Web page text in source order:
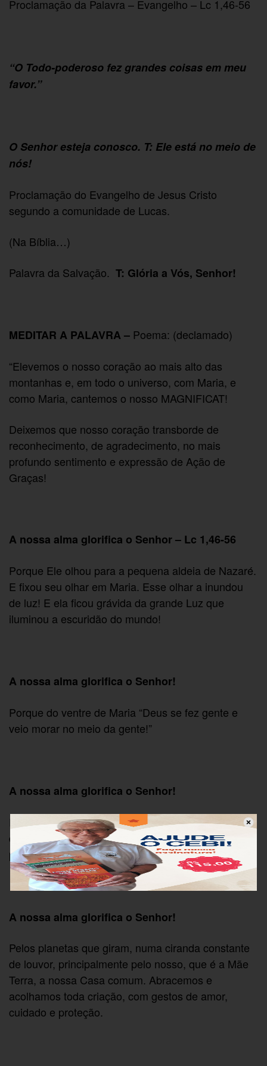
Proclamação da Palavra – Evangelho – Lc 1,46-56
“O Todo-poderoso fez grandes coisas em meu
favor.”
O Senhor esteja conosco. T: Ele está no meio de
nós!
Proclamação do Evangelho de Jesus Cristo
segundo a comunidade de Lucas.
(Na Bíblia…)
Palavra da Salvação.T: Glória a Vós, Senhor!
MEDITAR A PALAVRA – Poema: (declamado)
“Elevemos o nosso coração ao mais alto das
montanhas e, em todo o universo, com Maria, e
como Maria, cantemos o nosso MAGNIFICAT!
Deixemos que nosso coração transborde de
reconhecimento, de agradecimento, no mais
profundo sentimento e expressão de Ação de
Graças!
A nossa alma glorifica o Senhor – Lc 1,46-56
Porque Ele olhou para a pequena aldeia de Nazaré.
E fixou seu olhar em Maria. Esse olhar a inundou
de luz! E ela ficou grávida da grande Luz que
iluminou a escuridão do mundo!
A nossa alma glorifica o Senhor!
Porque do ventre de Maria “Deus se fez gente e
veio morar no meio da gente!”
A nossa alma glorifica o Senhor!
Pelo Universo e beleza das flores, e das estrelas,
do céu e da lua, da água e da luz, do sol e das
plantas, das aves e dos animais.
A nossa alma glorifica o Senhor!
Pelos planetas que giram, numa ciranda constante
de louvor, principalmente pelo nosso, que é a Mãe
Terra, a nossa Casa comum. Abracemos e
acolhamos toda criação, com gestos de amor,
cuidado e proteção.